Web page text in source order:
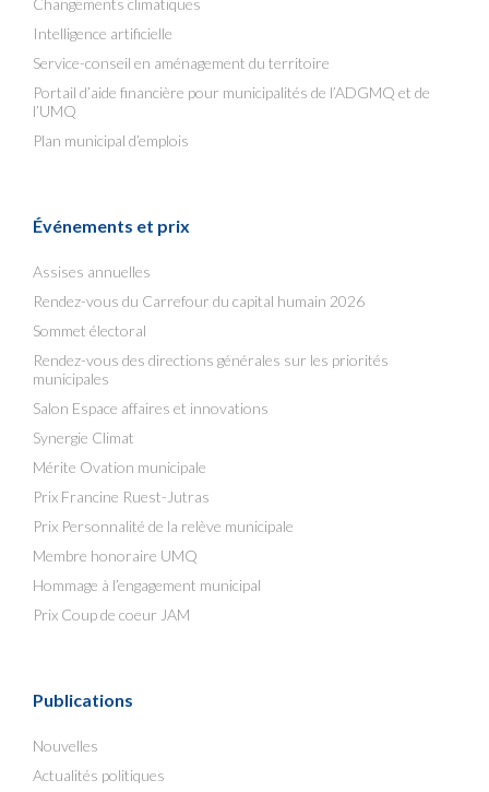
Changements climatiques
Intelligence artificielle
Service-conseil en aménagement du territoire
Portail d’aide financière pour municipalités de l’ADGMQ et de
l’UMQ
Plan municipal d’emplois
Événements et prix
Assises annuelles
Rendez-vous du Carrefour du capital humain 2026
Sommet électoral
Rendez-vous des directions générales sur les priorités
municipales
Salon Espace affaires et innovations
Synergie Climat
Mérite Ovation municipale
Prix Francine Ruest-Jutras
Prix Personnalité de la relève municipale
Membre honoraire UMQ
Hommage à l’engagement municipal
Prix Coup de coeur JAM
Publications
Nouvelles
Actualités politiques